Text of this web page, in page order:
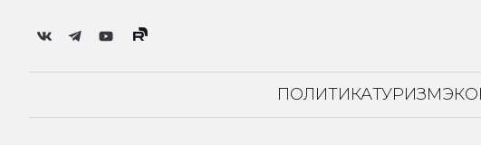
ПОЛИТИКАТУРИЗМ